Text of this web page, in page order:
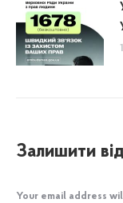
Залишити
Your email address